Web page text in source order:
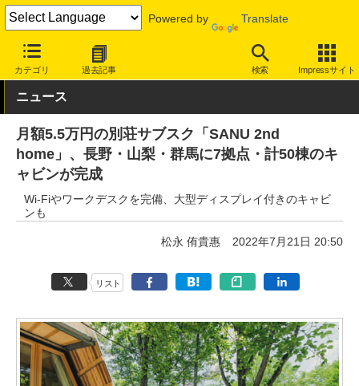
Powered by Translate
カテゴリ 過去記事 検索 Impressサイト
INTERNET Watch トピック ワーケーション
ニュース
月額5.5万円の別荘サブスク「SANU 2nd
home」、長野・山梨・群馬に7拠点・計50棟のキ
ャビンが完成
Wi-Fiやワークデスクを完備、大型ディスプレイ付きのキャビ
ンも
松永 侑貴惠 2022年7月21日 20:50
リスト